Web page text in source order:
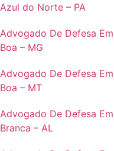
Azul do Norte – PA
Advogado De Defesa
Boa – MG
Advogado De Defesa
Boa – MT
Advogado De Defesa
Branca – AL